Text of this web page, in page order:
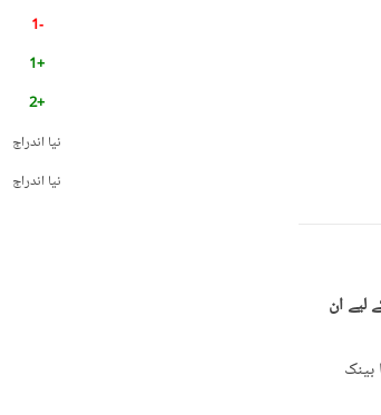
-1
+1
+2
نیا اندراج
نیا اندراج
لیے ان